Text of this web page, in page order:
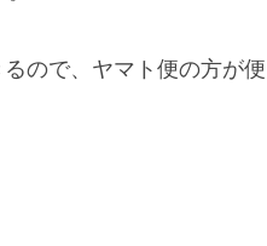
ので、ヤマト便の方が便